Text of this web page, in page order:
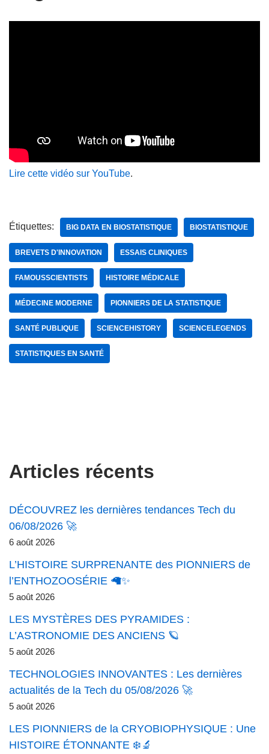
Lire cette vidéo sur YouTube.
Étiquettes: BIG DATA EN BIOSTATISTIQUE BIOSTATISTIQUE
BREVETS D'INNOVATION ESSAIS CLINIQUES
FAMOUSSCIENTISTS HISTOIRE MÉDICALE
MÉDECINE MODERNE PIONNIERS DE LA STATISTIQUE
SANTÉ PUBLIQUE SCIENCEHISTORY SCIENCELEGENDS
STATISTIQUES EN SANTÉ
Articles récents
DÉCOUVREZ les dernières tendances Tech du
06/08/2026 🚀
6 août 2026
L’HISTOIRE SURPRENANTE des PIONNIERS de
l’ENTHOZOOSÉRIE 🦙✨
5 août 2026
LES MYSTÈRES DES PYRAMIDES :
L’ASTRONOMIE DES ANCIENS 🪐
5 août 2026
TECHNOLOGIES INNOVANTES : Les dernières
actualités de la Tech du 05/08/2026 🚀
5 août 2026
LES PIONNIERS de la CRYOBIOPHYSIQUE : Une
HISTOIRE ÉTONNANTE ❄️🔬